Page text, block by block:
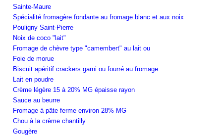
Sainte-Maure
Spécialité fromagère fondante au fromage blanc et aux noix
Pouligny Saint-Pierre
Noix de coco "lait"
Fromage de chèvre type "camembert" au lait ou
Foie de morue
Biscuit apéritif crackers garni ou fourré au fromage
Lait en poudre
Crème légère 15 à 20% MG épaisse rayon
Sauce au beurre
Fromage à pâte ferme environ 28% MG
Chou à la crème chantilly
Gougère